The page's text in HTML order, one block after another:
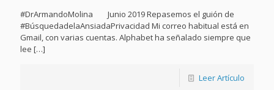
#DrArmandoMolina Junio 2019 Repasemos el guión de
#BúsquedadelaAnsiadaPrivacidad Mi correo habitual está en
Gmail, con varias cuentas. Alphabet ha señalado siempre que
lee […]
Leer Artículo